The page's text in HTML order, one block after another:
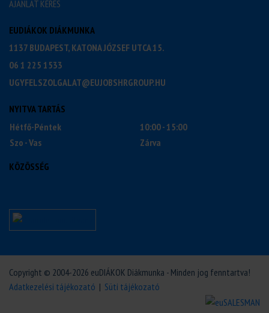
AJÁNLAT KÉRÉS
EUDIÁKOK DIÁKMUNKA
1137 BUDAPEST, KATONA JÓZSEF UTCA 15.
06 1 225 1533
UGYFELSZOLGALAT@EUJOBSHRGROUP.HU
NYITVA TARTÁS
Hétfő-Péntek
10:00 - 15:00
Szo - Vas
Zárva
KÖZÖSSÉG
Copyright © 2004-2026 euDIÁKOK Diákmunka - Minden jog fenntartva!
Adatkezelési tájékozató | Süti tájékozató